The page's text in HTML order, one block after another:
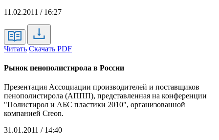
11.02.2011 / 16:27
Читать Скачать PDF
Рынок пенополистирола в России
Презентация Ассоциации производителей и поставщиков
пенополистирола (АППП), представленная на конференции
"Полистирол и АБС пластики 2010", организованной
компанией Creon.
31.01.2011 / 14:40